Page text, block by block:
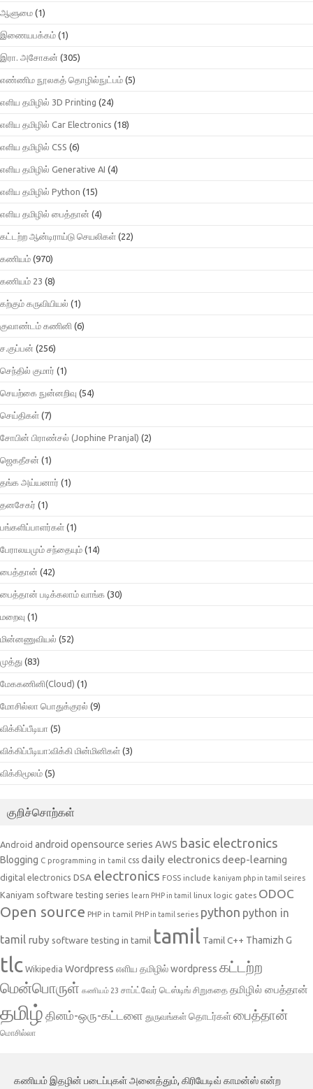
ஆளுமை (1)
இணையபக்கம் (1)
இரா. அசோகன் (305)
எண்ணிம நூலகத் தொழில்நுட்பம் (5)
எளிய தமிழில் 3D Printing (24)
எளிய தமிழில் Car Electronics (18)
எளிய தமிழில் CSS (6)
எளிய தமிழில் Generative AI (4)
எளிய தமிழில் Python (15)
எளிய தமிழில் பைத்தான் (4)
கட்டற்ற ஆன்டிராய்டு செயலிகள் (22)
கணியம் (970)
கணியம் 23 (8)
கற்கும் கருவியியல் (1)
குவாண்டம் கணினி (6)
ச.குப்பன் (256)
செந்தில் குமார் (1)
செயற்கை நுன்னறிவு (54)
செய்திகள் (7)
சோபின் பிராண்சல் (Jophine Pranjal) (2)
ஜெகதீசன் (1)
தங்க அய்யனார் (1)
தனசேகர் (1)
பங்களிப்பாளர்கள் (1)
பேராலயமும் சந்தையும் (14)
பைத்தான் (42)
பைத்தான் படிக்கலாம் வாங்க (30)
மறைவு (1)
மின்னணுவியல் (52)
முத்து (83)
மேககணினி(Cloud) (1)
மோசில்லா பொதுக்குரல் (9)
விக்கிப்பீடியா (5)
விக்கிப்பீடியா:விக்கி மின்மினிகள் (3)
விக்கிமூலம் (5)
குறிச்சொற்கள்
Android android opensource series AWS basic electronics
Blogging C programming in tamil css daily electronicsdeep-learning
digital electronics DSA electronics FOSS include kaniyam php in tamil seires
Kaniyam software testing series learn PHP in tamil linux logic gates ODOC
Open source PHP in tamil PHP in tamil series python python in
tamil ruby software testing in tamil tamil Tamil C++ Thamizh G
tlc Wikipedia Wordpress எளிய தமிழில் wordpress கட்டற்ற
மென்பொருள் கணியம் 23 சாப்ட்வேர் டெஸ்டிங் சிறுகதை தமிழில் பைத்தான்
தமிழ் தினம்-ஒரு-கட்டளை துருவங்கள் தொடர்கள்பைத்தான்
மொசில்லா
கணியம் இதழின் படைப்புகள் அனைத்தும், கிரியேடிவ் காமன்ஸ் என்ற